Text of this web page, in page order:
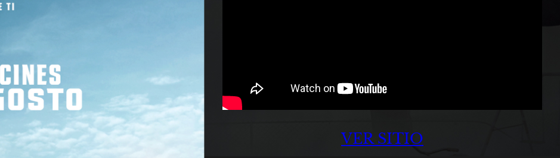
VER SITIO